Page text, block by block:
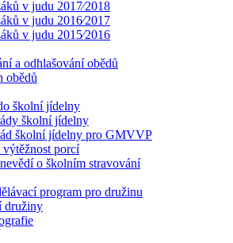
v judu 2017⁄2018
v judu 2016⁄2017
v judu 2015⁄2016
a odhlašování obědů
obědů
školní jídelny
školní jídelny
školní jídelny pro GMVVP
porcí
o školním stravování
program pro družinu
družiny